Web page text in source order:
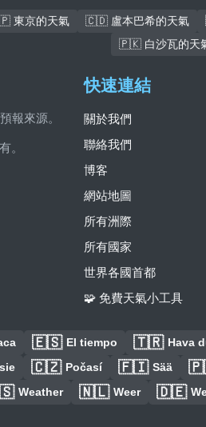
東京的天氣 🇨🇩 盧本巴希的天氣
🇵🇰 白沙瓦的天
報來源。
。
快速連結
關於我們
聯絡我們
博客
網站地圖
所有洲際
所有國家
世界各國首都
🧩 免費天氣小工具
🇪🇸 El tiempo 🇹🇷 Hava
🇨🇿 Počasí 🇫🇮 Sää
Weather 🇳🇱 Weer 🇩🇪